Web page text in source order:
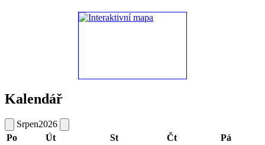
Kalendář
Srpen2026
Po
Út St Čt Pá